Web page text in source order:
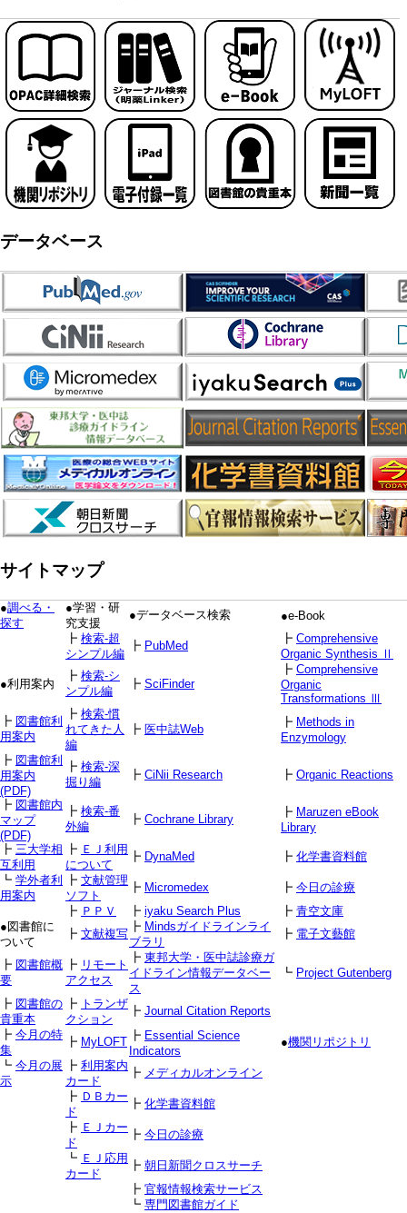
データベース
サイトマップ
●調べる・
探す
●学習・研
究支援
●データベース検索
●e-Book
┣ 検索-超
シンプル編
┣ PubMed
┣ Comprehensive
Organic Synthesis Ⅱ
●利用案内
┣ 検索-シ
ンプル編
┣ SciFinder
┣ Comprehensive
Organic
Transformations Ⅲ
┣ 図書館利
用案内
┣ 検索-慣
れてきた人
編
┣ 医中誌Web
┣ Methods in
Enzymology
┣ 図書館利
用案内
(PDF)
┣ 検索-深
掘り編
┣ CiNii Research ┣ Organic Reactions
┣ 図書館内
マップ
(PDF)
┣ 検索-番
外編
┣ Cochrane Library
┣ Maruzen eBook
Library
┣ 三大学相
互利用
┣ ＥＪ利用
について
┣ DynaMed ┣ 化学書資料館
┗ 学外者利
用案内
┣ 文献管理
ソフト
┣ Micromedex ┣ 今日の診療
┣ ＰＰＶ ┣ iyaku Search Plus ┣ 青空文庫
●図書館に
ついて
┣ 文献複写
┣ Mindsガイドラインライ
ブラリ
┣ 電子文藝館
┣ 図書館概
要
┣ リモート
アクセス
┣ 東邦大学・医中誌診療ガ
イドライン情報データベー
ス
┗ Project Gutenberg
┣ 図書館の
貴重本
┣ トランザ
クション
┣ Journal Citation Reports
┣ 今月の特
集
┣ MyLOFT ┣ Essential Science
Indicators
●機関リポジトリ
┗ 今月の展
示
┣ 利用案内
カード
┣ メディカルオンライン
┣ ＤＢカー
ド
┣ 化学書資料館
┣ ＥＪカー
ド
┣ 今日の診療
┗ ＥＪ応用
カード
┣ 朝日新聞クロスサーチ
┣ 官報情報検索サービス
┗ 専門図書館ガイド